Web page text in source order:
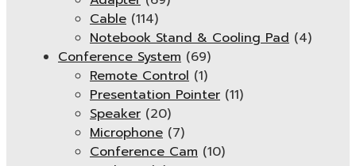
Cable (114)
Notebook Stand & Cooling Pad (4)
Conference System (69)
Remote Control (1)
Presentation Pointer (11)
Speaker (20)
Microphone (7)
Conference Cam (10)